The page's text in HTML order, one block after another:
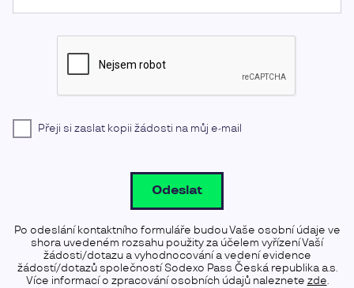
Přeji si zaslat kopii žádosti na můj e-mail
Odeslat
Po odeslání kontaktního formuláře budou Vaše osobní údaje ve
shora uvedeném rozsahu použity za účelem vyřízení Vaší
žádosti/dotazu a vyhodnocování a vedení evidence
žádostí/dotazů společností Sodexo Pass Česká republika a.s.
Více informací o zpracování osobních údajů naleznete zde.